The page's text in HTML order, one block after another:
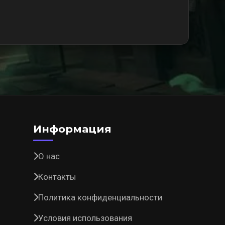
Информация
О нас
Контакты
Политика конфиденциальности
Условия использования